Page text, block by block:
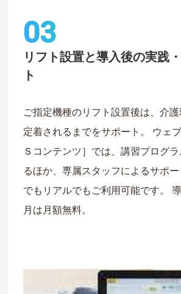
03
リフト設置と導入後の実践
ト
ご指定機種のリフト設置後は、介
定着されるまでをサポート。
ウェ
Ｓコンテンツ］では、講習プログ
るほか、専属スタッフによるサポ
でもリアルでもご利用可能です。
月は月額無料。